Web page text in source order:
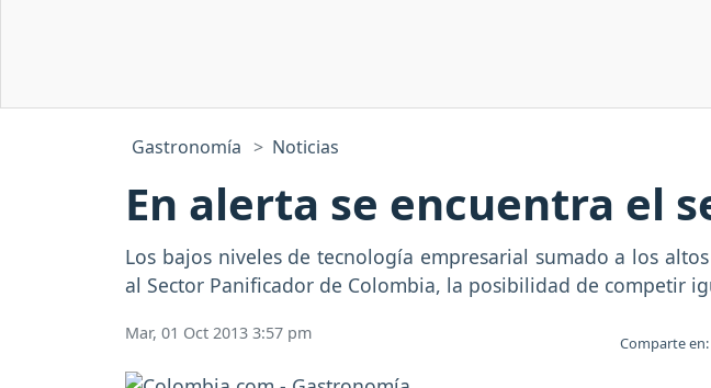
Gastronomía Noticias
En alerta se encuentra el
Los bajos niveles de tecnología empresarial sumado a los
al Sector Panificador de Colombia, la posibilidad de competir
Mar, 01 Oct 2013 3:57 pm Comparte en: